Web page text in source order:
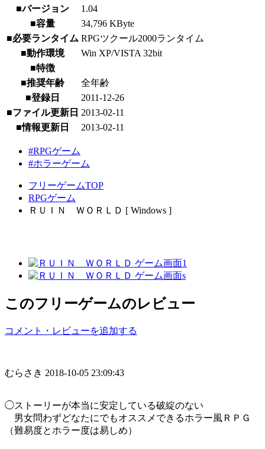
■バージョン
1.04
■容量
34,796 KByte
■必要ランタイム RPGツクール2000ランタイム
■動作環境
Win XP/VISTA 32bit
■特徴
■推奨年齢
全年齢
■登録日
2011-12-26
■ファイル更新日 2013-02-11
■情報更新日
2013-02-11
#RPGゲーム
#ホラーゲーム
フリーゲームTOP
RPGゲーム
ＲＵＩＮ ＷＯＲＬＤ [ Windows ]
このフリーゲームのレビュー
コメント・レビューを追加する
むらさき 2018-10-05 23:09:43
◯ストーリーが本当に安定している破綻のない
男女問わずどなたにでもオススメできるホラー風ＲＰＧ
（難易度とホラー度は易しめ）